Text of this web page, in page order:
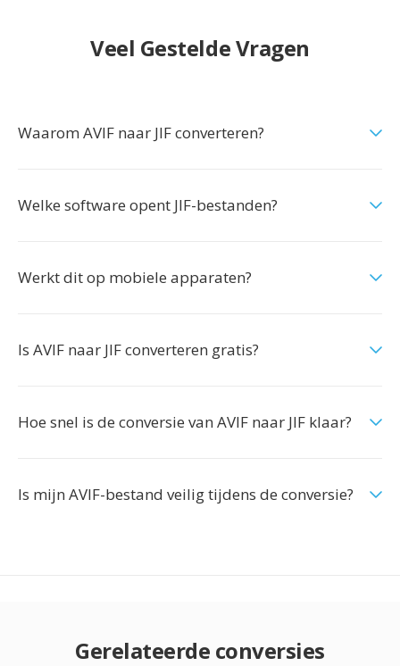
Veel Gestelde Vragen
Waarom AVIF naar JIF converteren?
Welke software opent JIF-bestanden?
Werkt dit op mobiele apparaten?
Is AVIF naar JIF converteren gratis?
Hoe snel is de conversie van AVIF naar JIF klaar?
Is mijn AVIF-bestand veilig tijdens de conversie?
Gerelateerde conversies